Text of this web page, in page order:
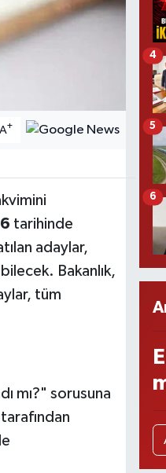
A+
tarihinde
adaylar,
Bakanlık,
tüm
mı?" sorusuna
4
5
6